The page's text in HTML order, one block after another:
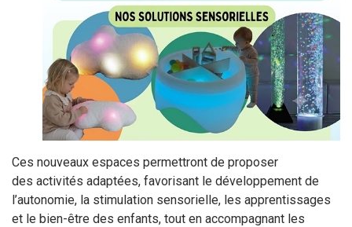
Ces nouveaux espaces permettront de proposer
des activités adaptées, favorisant le développement de
l’autonomie, la stimulation sensorielle, les apprentissages
et le bien-être des enfants, tout en accompagnant les